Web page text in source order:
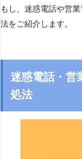
もし、迷惑電話や営
法をご紹介します。
迷惑電話・営
処法